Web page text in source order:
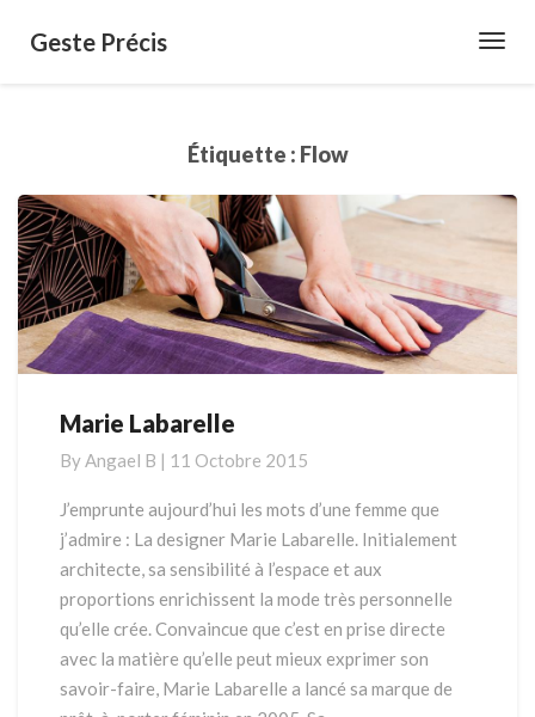
Geste Précis
Étiquette : Flow
Marie
Marie Labarelle
ByAngael B | 11 Octobre 2015
J’emprunte aujourd’hui les mots d’une femme que
j’admire : La designer Marie Labarelle. Initialement
architecte, sa sensibilité à l’espace et aux
proportions enrichissent la mode très personnelle
qu’elle crée. Convaincue que c’est en prise directe
avec la matière qu’elle peut mieux exprimer son
savoir-faire, Marie Labarelle a lancé sa marque de